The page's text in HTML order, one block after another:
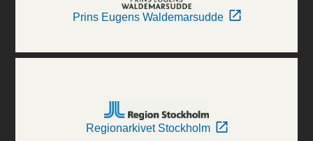
Prins Eugens Waldemarsudde
Regionarkivet Stockholm